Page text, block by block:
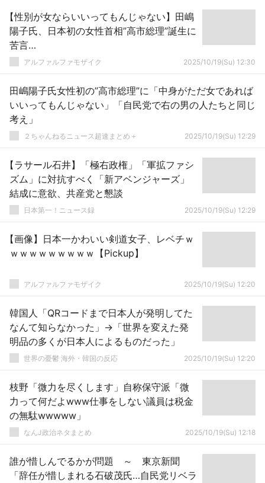
【性別が女ならいいってもんじゃない】田嶋
陽子氏、日本初の女性首相”高市総理”誕生に
苦言…
アルファルファモザイク 2025/10/19(Su) 12:30
田嶋陽子氏女性初の”高市総理”に「中身がただ女であれば
いいってもんじゃない」「自民党で右の男の人たちと同じ
考え」
２ちゃんねるニュース超速まとめ＋ 2025/10/19(Su) 12:29
【ラサール石井】「極右政権」「軍拡ファシ
ズム」に対抗すべく「新アベンジャーズ」
結成に意欲、共産党と懇談
日本第一！ニュース録 2025/10/19(Su) 12:29
【画像】日本一かわいい剣道女子、レベチｗ
ｗｗｗｗｗｗｗｗｗ【Pickup】
アルファルファモザイク 2025/10/19(Su) 12:20
韓国人「QRコードまで日本人が発明してた
なんて知らなかった」→「世界を変えた発
明品の多くが日本人によるものだった」
世界の憂鬱 海外・韓国の反応 2025/10/19(Su) 12:20
枝野「微力を尽くします」自称保守派「微
力って何だよwww仕事をしない議員は税金
の無駄wwwww」
なんJ政治ネタまとめ 2025/10/19(Su) 12:18
誰が惜しんでるかが問題 ～ 東京新聞
「辞任が惜しまれる石破茂氏…自民党リベラ